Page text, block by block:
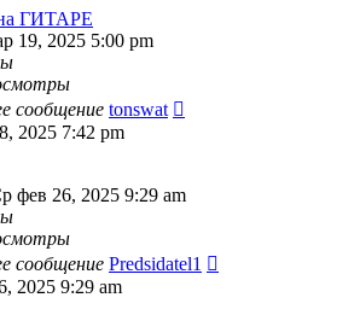
ГИТАРЕ
19, 2025 5:00 pm
сообщение tonswat
2025 7:42 pm
фев 26, 2025 9:29 am
сообщение Predsidatel1
2025 9:29 am